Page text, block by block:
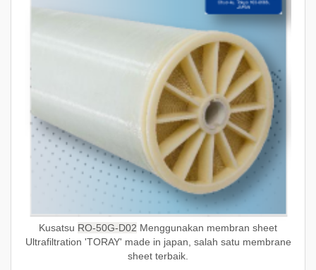
Kusatsu RO-50G-D02 Menggunakan membran sheet
Ultrafiltration 'TORAY' made in japan, salah satu membrane
sheet terbaik.